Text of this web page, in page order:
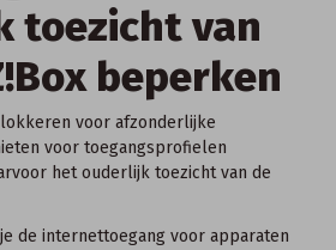
toezicht van
beperken
voor afzonderlijke
voor toegangsprofielen
het ouderlijk toezicht van de
de internettoegang voor apparaten